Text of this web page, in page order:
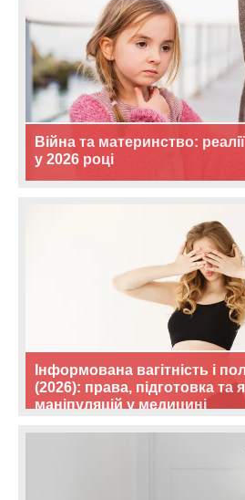
Війна та материнство:
у 2026 році
Інформована вагітність і
(2026): права, підготовка та
маніпуляцій у медицині